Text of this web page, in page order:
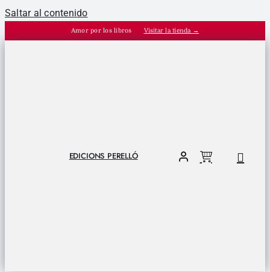
Saltar al contenido
Amor por los libros Visitar la tienda →
EDICIONS PERELLÓ